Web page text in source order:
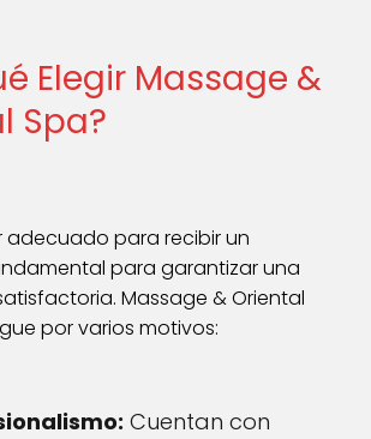
Elegir Massage &
Spa?
adecuado para recibir un
para garantizar una
Massage & Oriental
por varios motivos:
Cuentan con